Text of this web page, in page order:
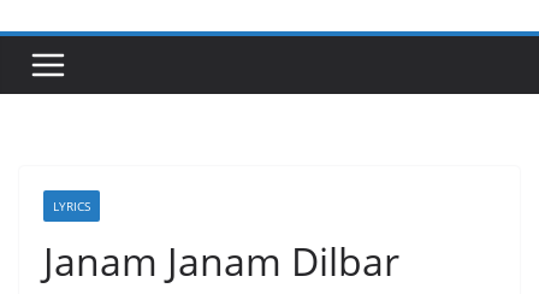
LYRICS
Janam Janam Dilbar